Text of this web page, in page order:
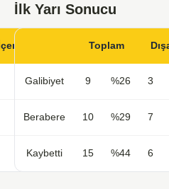
İçerde
%53
%41
%6
İlk Yarı Sonucu
Toplam
Galibiyet 9 %26 3
Berabere 10 %29 7
Kaybetti 15 %44 6